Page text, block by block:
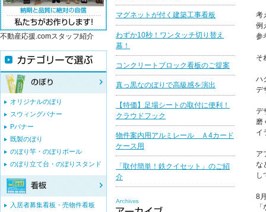
考
例
参
そ
ハ
デ
デ
磨
イ
ア
な
し
8
マグネットが付く建築工事看板
わずか10秒！ワンタッチ切り替え
幕！
コンクリートブロック看板のご提案
真っ黒なのぼりで高級感を演出
【特価】足場シートの取付に便利！
クラウドフック
物件案内用アルミレール Ａ4カード
ケース用
「取付簡単！鉄クイセット」のご紹
介
不動産応援.comスタッフ紹介
オリジナルのぼり
スウィングバナー
Pバナー
既製のぼり
のぼり竿・のぼりポール
のぼり立て台・のぼりスタンド
入居者募集看板・売物件看板